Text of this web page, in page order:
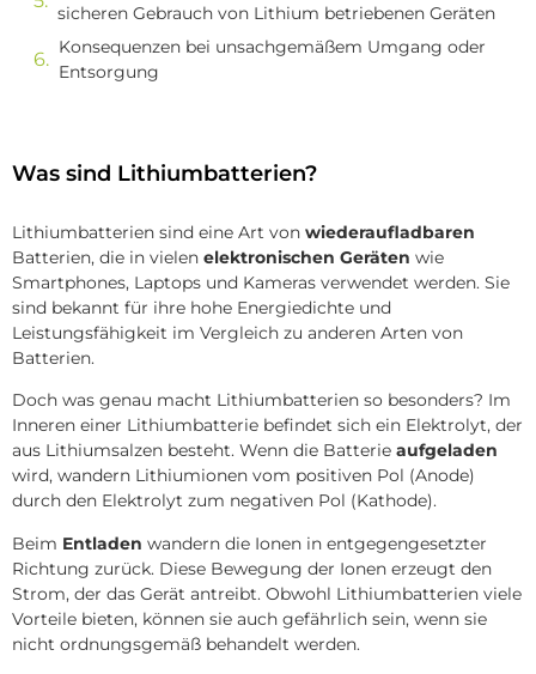
sicheren Gebrauch von Lithium betriebenen Geräten
Konsequenzen bei unsachgemäßem Umgang oder
Entsorgung
Was sind Lithiumbatterien?
Lithiumbatterien sind eine Art von wiederaufladbaren
Batterien, die in vielen elektronischen Geräten wie
Smartphones, Laptops und Kameras verwendet werden. Sie
sind bekannt für ihre hohe Energiedichte und
Leistungsfähigkeit im Vergleich zu anderen Arten von
Batterien.
Doch was genau macht Lithiumbatterien so besonders? Im
Inneren einer Lithiumbatterie befindet sich ein Elektrolyt, der
aus Lithiumsalzen besteht. Wenn die Batterie aufgeladen
wird, wandern Lithiumionen vom positiven Pol (Anode)
durch den Elektrolyt zum negativen Pol (Kathode).
Beim Entladen wandern die Ionen in entgegengesetzter
Richtung zurück. Diese Bewegung der Ionen erzeugt den
Strom, der das Gerät antreibt. Obwohl Lithiumbatterien viele
Vorteile bieten, können sie auch gefährlich sein, wenn sie
nicht ordnungsgemäß behandelt werden.